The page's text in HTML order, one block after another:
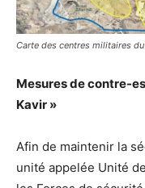
Carte des centres militaires
Mesures de contre-
Kavir »
Afin de maintenir la
unité appelée Unité